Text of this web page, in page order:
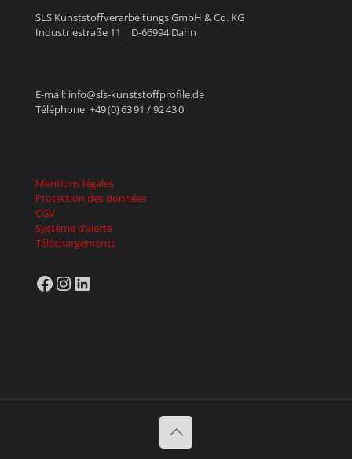
SLS Kunststoffverarbeitungs GmbH & Co. KG
Industriestraße 11 | D-66994 Dahn
E-mail: info@sls-kunststoffprofile.de
Téléphone: +49 (0) 63 91 / 92 43 0
Mentions légales
Protection des données
CGV
Système d’alerte
Téléchargements
Facebook
Instagram
LinkedIn